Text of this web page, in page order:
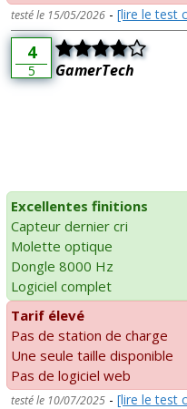
testé le 15/05/2026 - [lire le test
4
5 GamerTech
Excellentes finitions
Capteur dernier cri
Molette optique
Dongle 8000 Hz
Logiciel complet
Tarif élevé
Pas de station de charge
Une seule taille disponible
Pas de logiciel web
testé le 10/07/2025 - [lire le test